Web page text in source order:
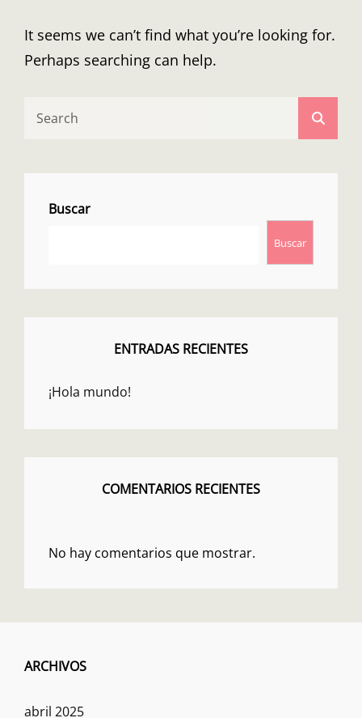
It seems we can’t find what you’re looking for.
Perhaps searching can help.
Search
Buscar
Buscar
ENTRADAS RECIENTES
¡Hola mundo!
COMENTARIOS RECIENTES
No hay comentarios que mostrar.
ARCHIVOS
abril 2025